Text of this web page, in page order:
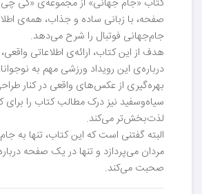
صفحه، با زبانی ساده و جذاب، همه‌ی
جام‌جهانی فوتبال را شرح می‌دهد.
هدف از این کتاب، ارائه‌ی اطلاعاتی
درباره‌ی این رویداد ورزشی مهم به
بهره‌گیری از عکس‌های واقعی در کنار
سیاه‌وسفید نیز درک مطالب کتاب را برای
لذت‌بخش‌تر می‌کند.
البته گفتنی است که این کتاب، تنها به
مردان می‌پردازد و تنها در یک صفحه
صحبت می‌کند.